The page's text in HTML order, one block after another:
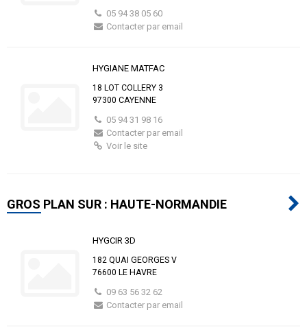
05 94 38 05 60
Contacter par email
HYGIANE MATFAC
18 LOT COLLERY 3
97300 CAYENNE
05 94 31 98 16
Contacter par email
Voir le site
GROS PLAN SUR : HAUTE-NORMANDIE
HYGCIR 3D
182 QUAI GEORGES V
76600 LE HAVRE
09 63 56 32 62
Contacter par email